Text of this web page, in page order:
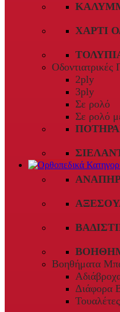
ΧΑΡΤΊ
Οδοντιατρικές
2ply
3ply
Σε ρολό
Σε ρολό
Βοηθήματα
Διάφορα
Τουαλέτες